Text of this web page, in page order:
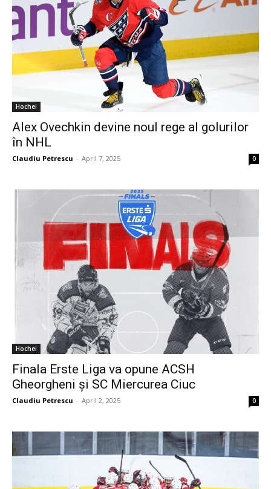
Hochei
Alex Ovechkin devine noul rege al golurilor
în NHL
Claudiu Petrescu - April 7, 2025 0
Hochei
Finala Erste Liga va opune ACSH
Gheorgheni și SC Miercurea Ciuc
Claudiu Petrescu - April 2, 2025 0